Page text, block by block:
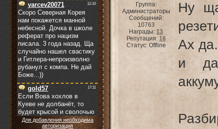
Для добавления необходима
авторизация
Группа:
Администраторы
Сообщений:
10763
Награды:13
Репутация: 16
Статус: Offline
Ну
Ах
и